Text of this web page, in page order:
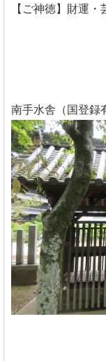
【ご神徳】財運
南手水舎（国登録